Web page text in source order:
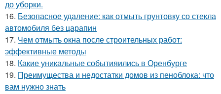
до уборки.
16. Безопасное удаление: как отмыть грунтовку со стекла
автомобиля без царапин
17. Чем отмыть окна после строительных работ:
эффективные методы
18. Какие уникальные событияились в Оренбурге
19. Преимущества и недостатки домов из пеноблока: что
вам нужно знать